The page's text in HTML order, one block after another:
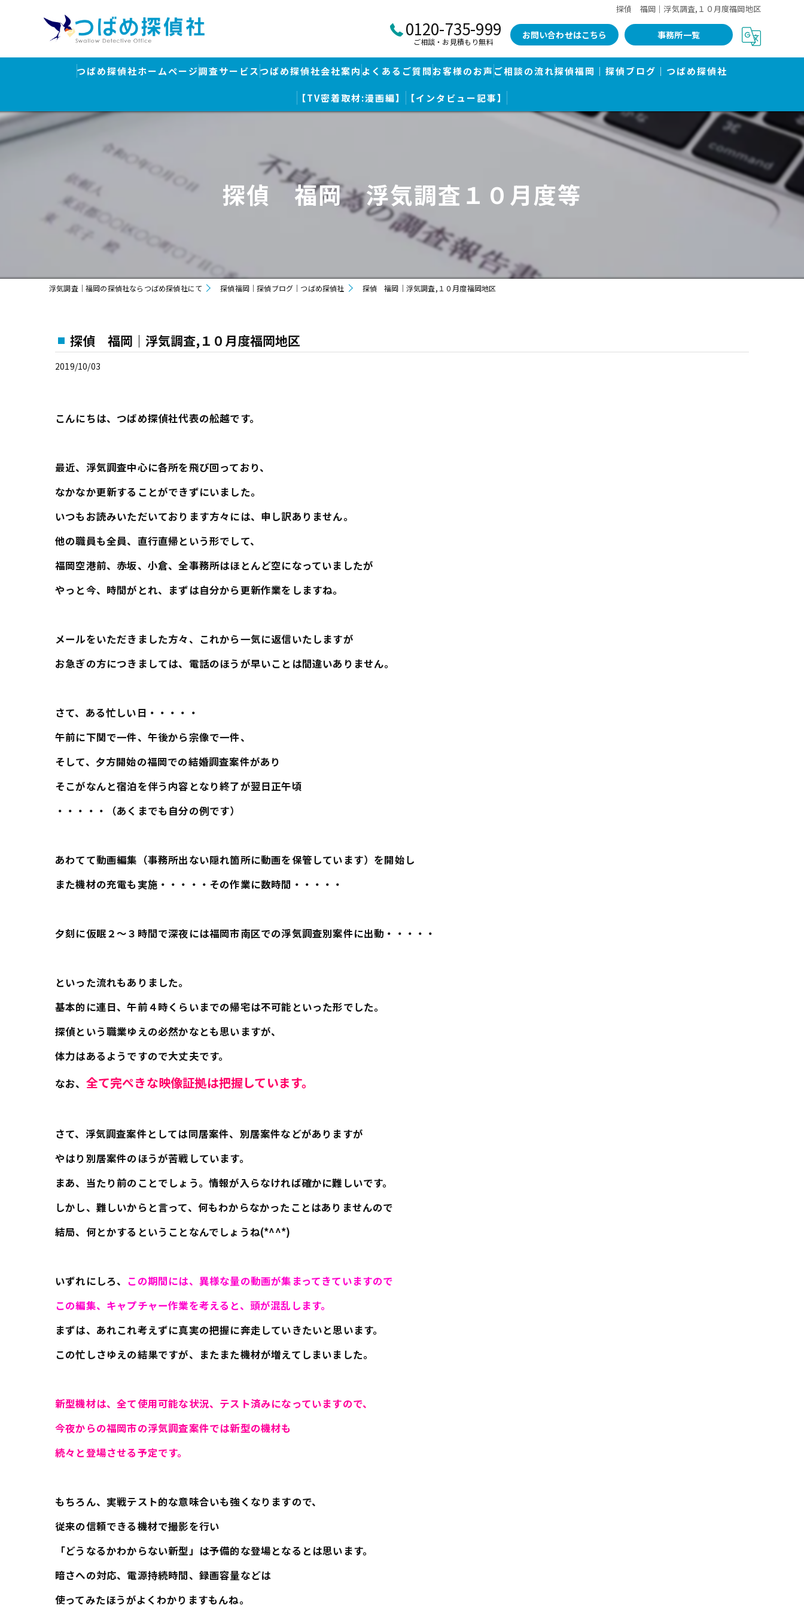
探偵 福岡｜浮気調査,１０月度福岡地区
0120-735-999
ご相談・お見積もり無料
お問い合わせはこちら 事務所一覧
つばめ探偵社ホームページ調査サービス
浮気調査
行方調査・人探し
ストーカー対策
つばめ探偵社会社案内
つばめ探偵社｜福岡市博多区福岡空港前本部
つばめ探偵社 赤坂大手門事務所
久留米つばめ探偵社｜西鉄久留米駅より徒歩圏内｜分厚い証拠満載報告書で有名
よくあるご質問お客様のお声 ご相談の流れ探偵福岡｜探偵ブログ｜つばめ探偵社
【TV密着取材:漫画編】 【インタビュー記事】
探偵 福岡 浮気調査１０月度等
浮気調査｜福岡の探偵社ならつばめ探偵社にて 探偵福岡｜探偵ブログ｜つばめ探偵社 探偵 福岡｜浮気調査,１０月度福岡地区
探偵 福岡｜浮気調査,１０月度福岡地区
2019/10/03
こんにちは、つばめ探偵社代表の舩越です。
最近、浮気調査中心に各所を飛び回っており、
なかなか更新することができずにいました。
いつもお読みいただいております方々には、申し訳ありません。
他の職員も全員、直行直帰という形でして、
福岡空港前、赤坂、小倉、全事務所はほとんど空になっていましたが
やっと今、時間がとれ、まずは自分から更新作業をしますね。
メールをいただきました方々、これから一気に返信いたしますが
お急ぎの方につきましては、電話のほうが早いことは間違いありません。
さて、ある忙しい日・・・・・
午前に下関で一件、午後から宗像で一件、
そして、夕方開始の福岡での結婚調査案件があり
そこがなんと宿泊を伴う内容となり終了が翌日正午頃
・・・・・（あくまでも自分の例です）
あわてて動画編集（事務所出ない隠れ箇所に動画を保管しています）を開始し
また機材の充電も実施・・・・・その作業に数時間・・・・・
夕刻に仮眠２～３時間で深夜には福岡市南区での浮気調査別案件に出動・・・・・
といった流れもありました。
基本的に連日、午前４時くらいまでの帰宅は不可能といった形でした。
探偵という職業ゆえの必然かなとも思いますが、
体力はあるようですので大丈夫です。
なお、 全て完ぺきな映像証拠は把握しています。
さて、浮気調査案件としては同居案件、別居案件などがありますが
やはり別居案件のほうが苦戦しています。
まあ、当たり前のことでしょう。情報が入らなければ確かに難しいです。
しかし、難しいからと言って、何もわからなかったことはありませんので
結局、何とかするということなんでしょうね(*^^*)
いずれにしろ、 この期間には、異様な量の動画が集まってきていますので
この編集、キャプチャー作業を考えると、頭が混乱します。
まずは、あれこれ考えずに真実の把握に奔走していきたいと思います。
この忙しさゆえの結果ですが、またまた機材が増えてしまいました。
新型機材は、全て使用可能な状況、テスト済みになっていますので、
今夜からの福岡市の浮気調査案件では新型の機材も
続々と登場させる予定です。
もちろん、実戦テスト的な意味合いも強くなりますので、
従来の信頼できる機材で撮影を行い
「どうなるかわからない新型」は予備的な登場となるとは思います。
暗さへの対応、電源持続時間、録画容量などは
使ってみたほうがよくわかりますもんね。